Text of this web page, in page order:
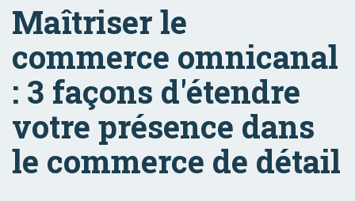
Maîtriser le
commerce omnicanal
: 3 façons d'étendre
votre présence dans
le commerce de détail